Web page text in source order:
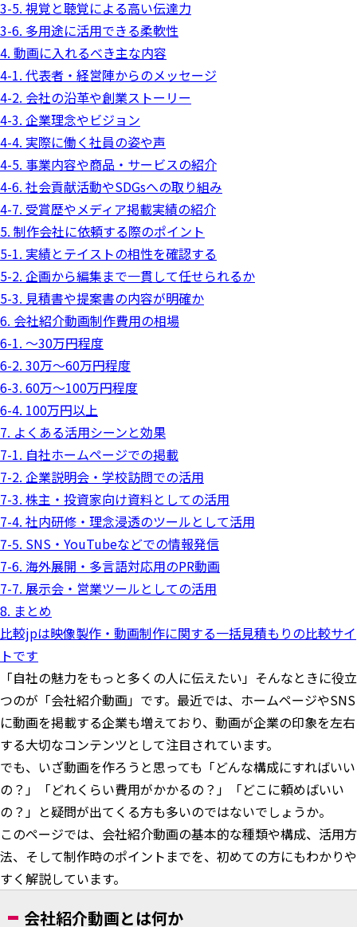
3-5. 視覚と聴覚による高い伝達力
3-6. 多用途に活用できる柔軟性
4. 動画に入れるべき主な内容
4-1. 代表者・経営陣からのメッセージ
4-2. 会社の沿革や創業ストーリー
4-3. 企業理念やビジョン
4-4. 実際に働く社員の姿や声
4-5. 事業内容や商品・サービスの紹介
4-6. 社会貢献活動やSDGsへの取り組み
4-7. 受賞歴やメディア掲載実績の紹介
5. 制作会社に依頼する際のポイント
5-1. 実績とテイストの相性を確認する
5-2. 企画から編集まで一貫して任せられるか
5-3. 見積書や提案書の内容が明確か
6. 会社紹介動画制作費用の相場
6-1. 〜30万円程度
6-2. 30万〜60万円程度
6-3. 60万〜100万円程度
6-4. 100万円以上
7. よくある活用シーンと効果
7-1. 自社ホームページでの掲載
7-2. 企業説明会・学校訪問での活用
7-3. 株主・投資家向け資料としての活用
7-4. 社内研修・理念浸透のツールとして活用
7-5. SNS・YouTubeなどでの情報発信
7-6. 海外展開・多言語対応用のPR動画
7-7. 展示会・営業ツールとしての活用
8. まとめ
比較jpは映像製作・動画制作に関する一括見積もりの比較サイ
トです
「自社の魅力をもっと多くの人に伝えたい」そんなときに役立
つのが「会社紹介動画」です。最近では、ホームページやSNS
に動画を掲載する企業も増えており、動画が企業の印象を左右
する大切なコンテンツとして注目されています。
でも、いざ動画を作ろうと思っても「どんな構成にすればいい
の？」「どれくらい費用がかかるの？」「どこに頼めばいい
の？」と疑問が出てくる方も多いのではないでしょうか。
このページでは、会社紹介動画の基本的な種類や構成、活用方
法、そして制作時のポイントまでを、初めての方にもわかりや
すく解説しています。
会社紹介動画とは何か